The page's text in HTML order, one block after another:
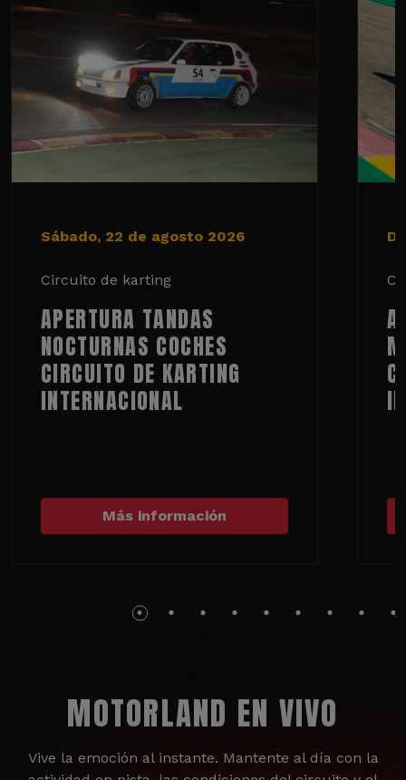
Sábado, 22 de agosto 2026
Circuito de karting
APERTURA TANDAS
NOCTURNAS COCHES
CIRCUITO DE KARTING
INTERNACIONAL
Más información
MOTORLAND EN VIVO
Vive la emoción al instante. Mantente al día con la